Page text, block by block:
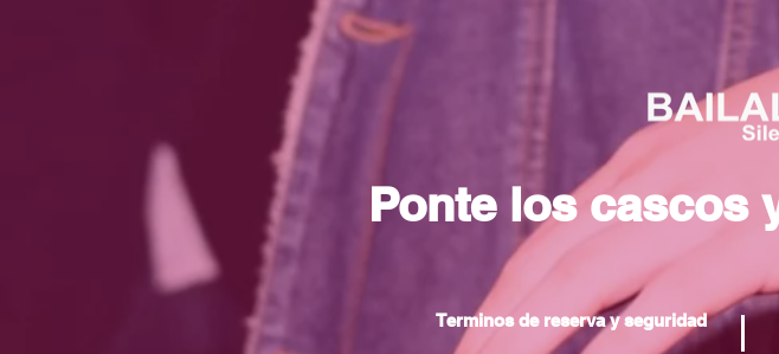
Ponte los cascos
Terminos de reserva y seguridad